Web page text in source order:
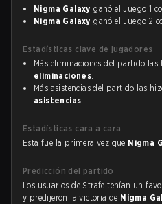
Nigma Galaxy ganó el Juego 1
Nigma Galaxy ganó el Juego 2
Estadísticas clave de jugadores
Más eliminaciones del partido las
eliminaciones.
Más asistencias del partido las
asistencias.
Estadísticas cara a cara
Esta fue la primera vez que Nigma
Predicción del partido
Los usuarios de Strafe tenían un
y predijeron la victoria de Nigma